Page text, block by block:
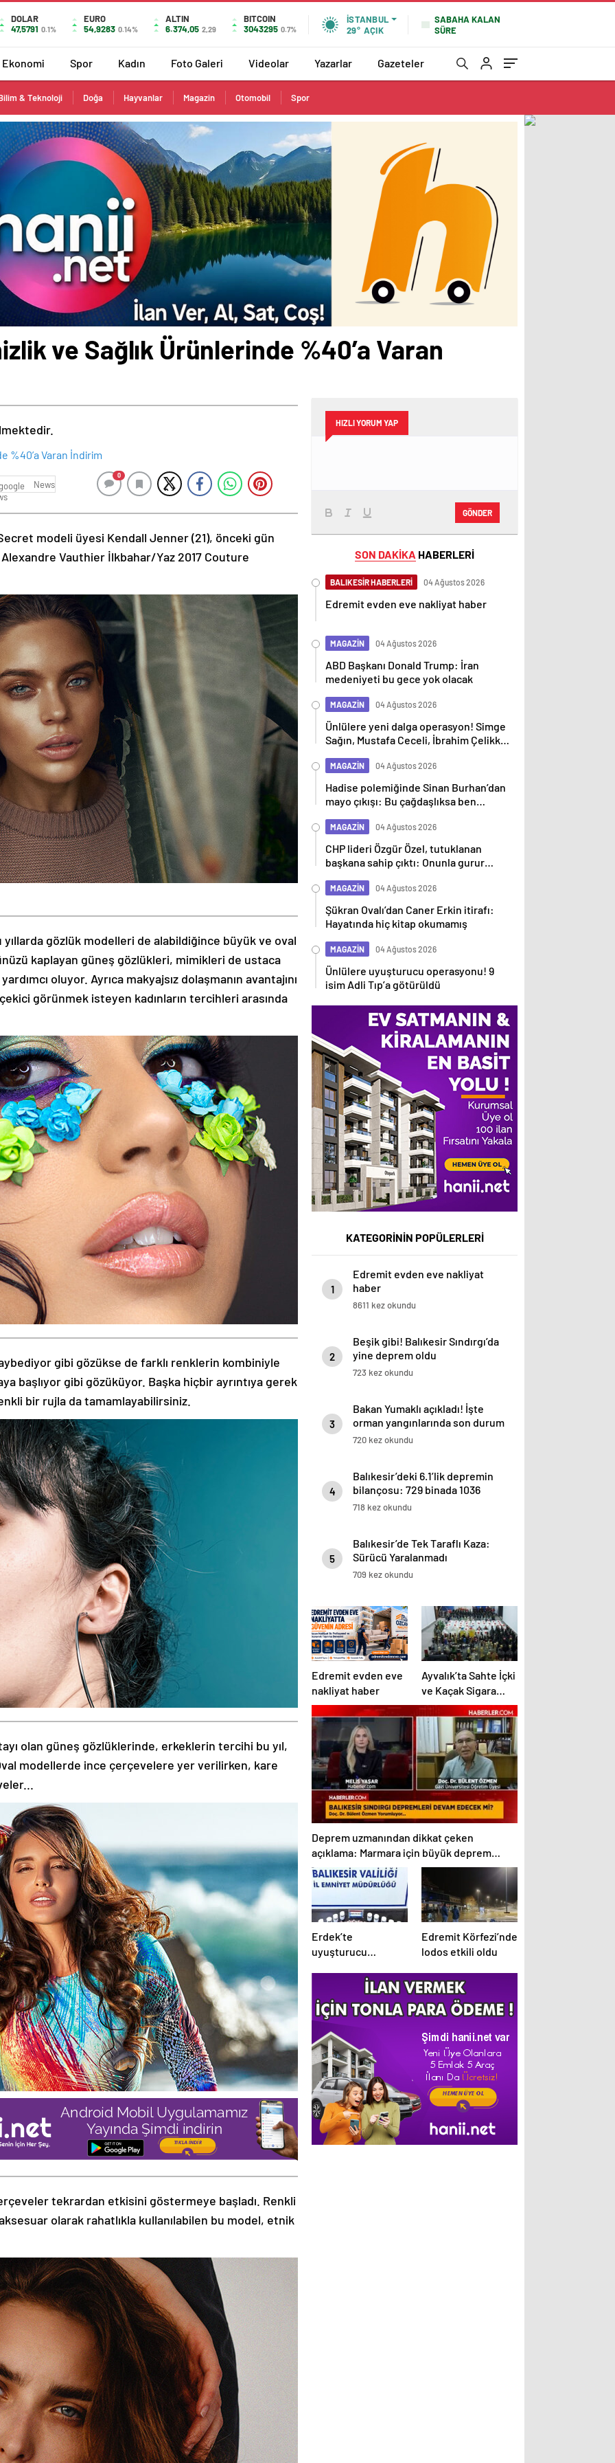
DOLAR
47,5791 0.1%
EURO
54,9283 0.14%
ALTIN
6.374,05 2,29
BITCOIN
3043295 0.7%
İSTANBUL
29° AÇIK
SABAHA KALAN
SÜRE
Ekonomi Spor Kadın Foto Galeri Videolar Yazarlar Gazeteler
& Teknoloji Doğa Hayvanlar Magazin Otomobil Spor
ve Sağlık Ürünlerinde %40’a Varan
News
0
modeli üyesi Kendall Jenner (21), önceki gün
Alexandre Vauthier İlkbahar/Yaz 2017 Couture
gözlük modelleri de alabildiğince büyük ve oval
kaplayan güneş gözlükleri, mimikleri de ustaca
oluyor. Ayrıca makyajsız dolaşmanın avantajını
görünmek isteyen kadınların tercihleri arasında
gibi gözükse de farklı renklerin kombiniyle
başlıyor gibi gözüküyor. Başka hiçbir ayrıntıya gerek
bir rujla da tamamlayabilirsiniz.
olan güneş gözlüklerinde, erkeklerin tercihi bu yıl,
modellerde ince çerçevelere yer verilirken, kare
tekrardan etkisini göstermeye başladı. Renkli
olarak rahatlıkla kullanılabilen bu model, etnik
HIZLI YORUM YAP
GÖNDER
SON DAKİKA HABERLERİ
BALIKESİR HABERLERİ 04 Ağustos 2026
Edremit evden eve nakliyat haber
MAGAZİN 04 Ağustos 2026
ABD Başkanı Donald Trump: İran
medeniyeti bu gece yok olacak
MAGAZİN 04 Ağustos 2026
Ünlülere yeni dalga operasyon! Simge
Sağın, Mustafa Ceceli, İbrahim Çelikkol
MAGAZİN 04 Ağustos 2026
Hadise polemiğinde Sinan Burhan’dan
mayo çıkışı: Bu çağdaşlıksa ben
MAGAZİN 04 Ağustos 2026
CHP lideri Özgür Özel, tutuklanan
başkana sahip çıktı: Onunla gurur
MAGAZİN 04 Ağustos 2026
Şükran Ovalı’dan Caner Erkin itirafı:
Hayatında hiç kitap okumamış
MAGAZİN 04 Ağustos 2026
Ünlülere uyuşturucu operasyonu! 9
isim Adli Tıp’a götürüldü
KATEGORİNİN POPÜLERLERİ
1
Edremit evden eve nakliyat
haber
8611 kez okundu
2
Beşik gibi! Balıkesir Sındırgı’da
yine deprem oldu
723 kez okundu
3
Bakan Yumaklı açıkladı! İşte
orman yangınlarında son durum
720 kez okundu
4
Balıkesir’deki 6.1’lik depremin
bilançosu: 729 binada 1036
bağımsız bölüm ağır hasarlı
718 kez okundu
5
Balıkesir’de Tek Taraflı Kaza:
Sürücü Yaralanmadı
709 kez okundu
Edremit evden eve
nakliyat haber
Ayvalık’ta Sahte İçki
ve Kaçak Sigara
Operasyonu: 2
Tutuklama
Deprem uzmanından dikkat çeken
açıklama: Marmara için büyük deprem
uyarısı
Erdek’te
uyuşturucu
Edremit Körfezi’nde
lodos etkili oldu